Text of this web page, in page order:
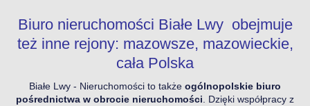
Biuro nieruchomości Białe Lwy obejmuje
też inne rejony: mazowsze, mazowieckie,
cała Polska
Białe Lwy - Nieruchomości to także ogólnopolskie biuro
pośrednictwa w obrocie nieruchomości . Dzięki współpracy z